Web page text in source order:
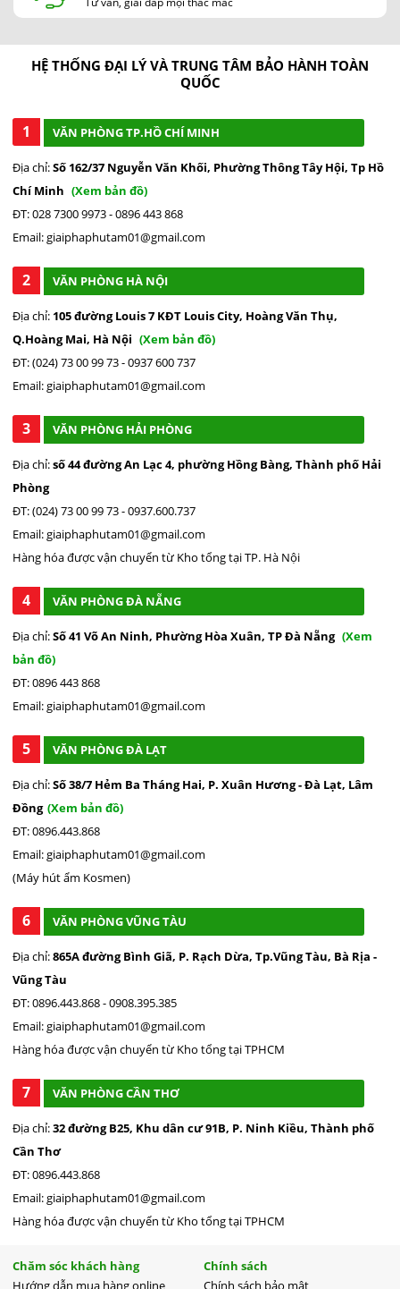
HỆ THỐNG ĐẠI LÝ VÀ TRUNG TÂM BẢO HÀNH TOÀN
QUỐC
1 VĂN PHÒNG TP.HỒ CHÍ MINH
Địa chỉ:Số 162/37 Nguyễn Văn Khối, Phường Thông Tây Hội, Tp Hồ
Chí Minh (Xem bản đồ)
ĐT: 028 7300 9973 - 0896 443 868
Email: giaiphaphutam01@gmail.com
2 VĂN PHÒNG HÀ NỘI
Địa chỉ: 105 đường Louis 7 KĐT Louis City, Hoàng Văn Thụ,
Q.Hoàng Mai, Hà Nội (Xem bản đồ)
ĐT: (024) 73 00 99 73 - 0937 600 737
Email: giaiphaphutam01@gmail.com
3 VĂN PHÒNG HẢI PHÒNG
Địa chỉ:số 44 đường An Lạc 4, phường Hồng Bàng, Thành phố Hải
Phòng
ĐT: (024) 73 00 99 73 - 0937.600.737
Email: giaiphaphutam01@gmail.com
Hàng hóa được vận chuyển từ Kho tổng tại TP. Hà Nội
4 VĂN PHÒNG ĐÀ NẴNG
Địa chỉ:Số 41 Võ An Ninh, Phường Hòa Xuân, TP Đà Nẵng (Xem
bản đồ)
ĐT: 0896 443 868
Email: giaiphaphutam01@gmail.com
5 VĂN PHÒNG ĐÀ LẠT
Địa chỉ:Số 38/7 Hẻm Ba Tháng Hai, P. Xuân Hương - Đà Lạt, Lâm
Đồng (Xem bản đồ)
ĐT: 0896.443.868
Email: giaiphaphutam01@gmail.com
(Máy hút ẩm Kosmen)
6 VĂN PHÒNG VŨNG TÀU
Địa chỉ:865A đường Bình Giã, P. Rạch Dừa, Tp.Vũng Tàu, Bà Rịa -
Vũng Tàu
ĐT: 0896.443.868 - 0908.395.385
Email: giaiphaphutam01@gmail.com
Hàng hóa được vận chuyển từ Kho tổng tại TPHCM
7 VĂN PHÒNG CẦN THƠ
Địa chỉ:32 đường B25, Khu dân cư 91B, P. Ninh Kiều, Thành phố
Cần Thơ
ĐT: 0896.443.868
Email: giaiphaphutam01@gmail.com
Hàng hóa được vận chuyển từ Kho tổng tại TPHCM
Chăm sóc khách hàng
Hướng dẫn mua hàng online
Chính sách
Chính sách bảo mật